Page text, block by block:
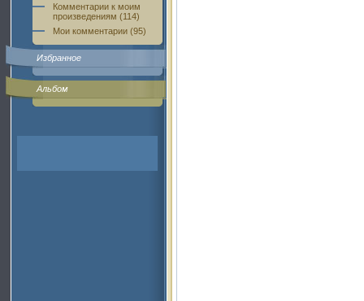
Комментарии к моим
произведениям (114)
Мои комментарии (95)
Избранное
Альбом